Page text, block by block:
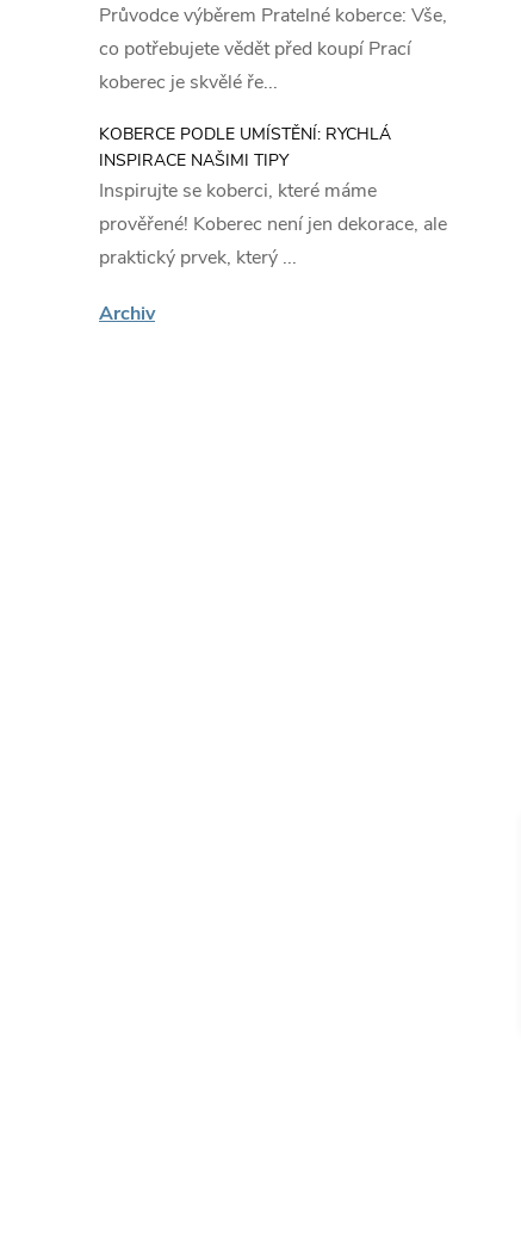
Průvodce výběrem Pratelné koberce: Vše,
co potřebujete vědět před koupí Prací
koberec je skvělé ře...
KOBERCE PODLE UMÍSTĚNÍ: RYCHLÁ
INSPIRACE NAŠIMI TIPY
Inspirujte se koberci, které máme
prověřené! Koberec není jen dekorace, ale
praktický prvek, který ...
Archiv